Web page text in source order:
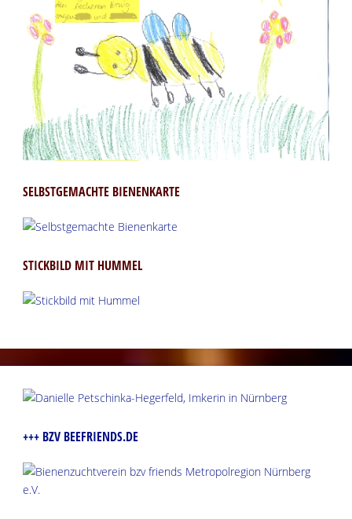
SELBSTGEMACHTE BIENENKARTE
STICKBILD MIT HUMMEL
+++ BZV BEEFRIENDS.DE